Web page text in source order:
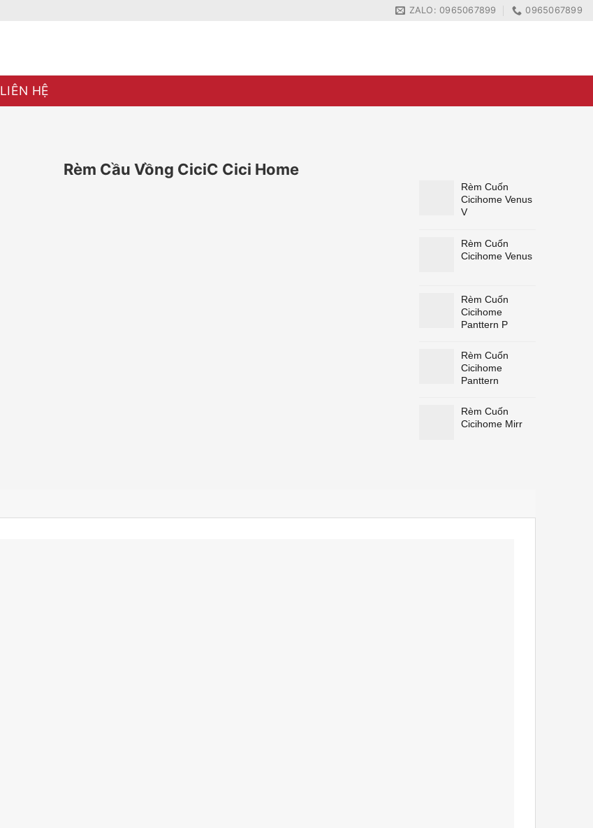
ZALO: 0965067899 0965067899
LIÊN HỆ
Rèm Cầu Vồng CiciC Cici Home
Rèm Cuốn
Cicihome Venus
V
Rèm Cuốn
Cicihome Venus
Rèm Cuốn
Cicihome
Panttern P
Rèm Cuốn
Cicihome
Panttern
Rèm Cuốn
Cicihome Mirr